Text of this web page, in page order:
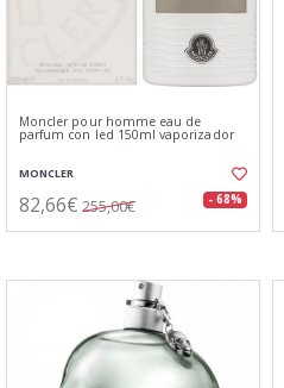
Moncler pour homme eau de
parfum con led 150ml vaporizador
MONCLER
82,66€ 255,00€ - 68%